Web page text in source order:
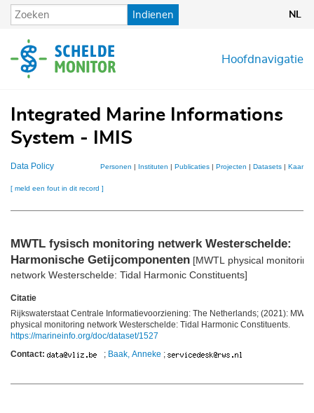
Overslaan
en
de
inhoud
Indienen NL
Hoofdnavigatie
Integrated Marine Informations
System - IMIS
Data Policy Personen | Instituten | Publicaties| Projecten | Datasets| Kaarten
[ meld een fout in dit record ]
MWTL fysisch monitoring netwerk Westerschelde:
Harmonische Getijcomponenten [MWTL physical monitoring
network Westerschelde: Tidal Harmonic Constituents]
Citatie
Rijkswaterstaat Centrale Informatievoorziening: The Netherlands; (2021): MWTL
physical monitoring network Westerschelde: Tidal Harmonic Constituents.
https://marineinfo.org/doc/dataset/1527
Contact:
; Baak, Anneke ;